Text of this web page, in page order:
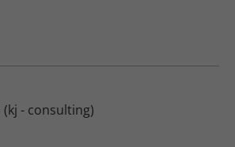
(kj - consulting)